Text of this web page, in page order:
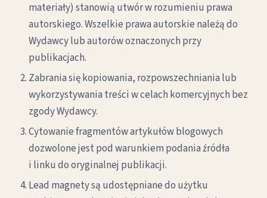
materiały) stanowią utwór w rozumieniu prawa
autorskiego. Wszelkie prawa autorskie należą do
Wydawcy lub autorów oznaczonych przy
publikacjach.
Zabrania się kopiowania, rozpowszechniania lub
wykorzystywania treści w celach komercyjnych bez
zgody Wydawcy.
Cytowanie fragmentów artykułów blogowych
dozwolone jest pod warunkiem podania źródła
i linku do oryginalnej publikacji.
Lead magnety są udostępniane do użytku